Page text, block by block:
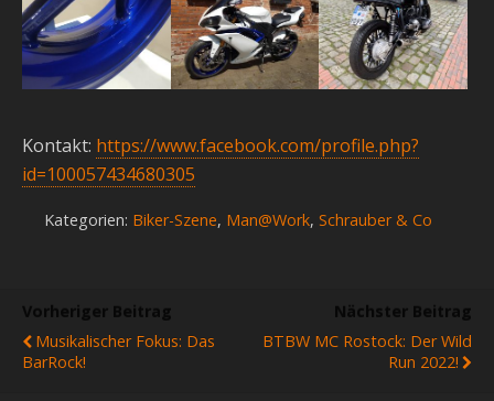
Kontakt: https://www.facebook.com/profile.php?
id=100057434680305
Kategorien: Biker-Szene, Man@Work, Schrauber & Co
Vorheriger Beitrag
Musikalischer Fokus: Das
BarRock!
Nächster Beitrag
BTBW MC Rostock: Der Wild
Run 2022!